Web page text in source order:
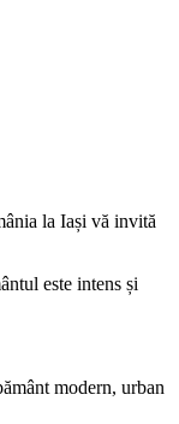
la Iași vă invită
este intens și
modern, urban